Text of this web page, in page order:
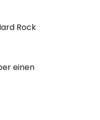
Rock
einen